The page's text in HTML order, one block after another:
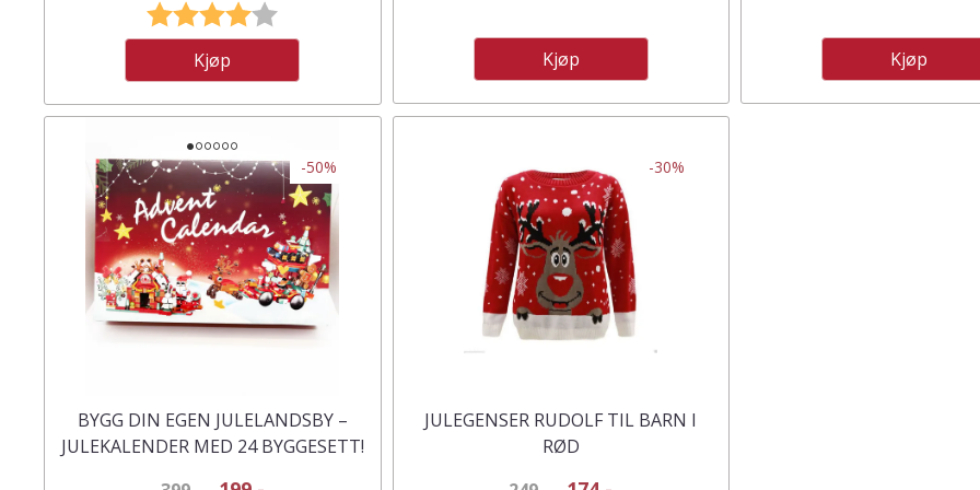
Karakter:
Kjøp
Kjøp Kjøp
-50%
BYGG DIN EGEN JULELANDSBY –
JULEKALENDER MED 24 BYGGESETT!
-30%
JULEGENSER RUDOLF TIL BARN I
RØD